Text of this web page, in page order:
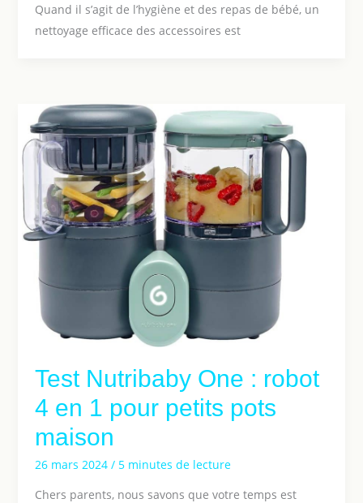
Quand il s’agit de l’hygiène et des repas de bébé, un
nettoyage efficace des accessoires est
Test Nutribaby One : robot
4 en 1 pour petits pots
maison
26 mars 2024 / 5 minutes de lecture
Chers parents, nous savons que votre temps est